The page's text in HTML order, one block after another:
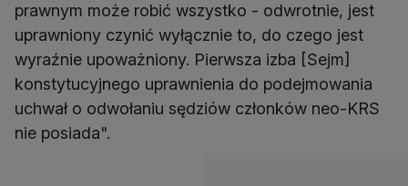
prawnym może robić wszystko - odwrotnie, jest
uprawniony czynić wyłącznie to, do czego jest
wyraźnie upoważniony. Pierwsza izba [Sejm]
konstytucyjnego uprawnienia do podejmowania
uchwał o odwołaniu sędziów członków neo-KRS
nie posiada".